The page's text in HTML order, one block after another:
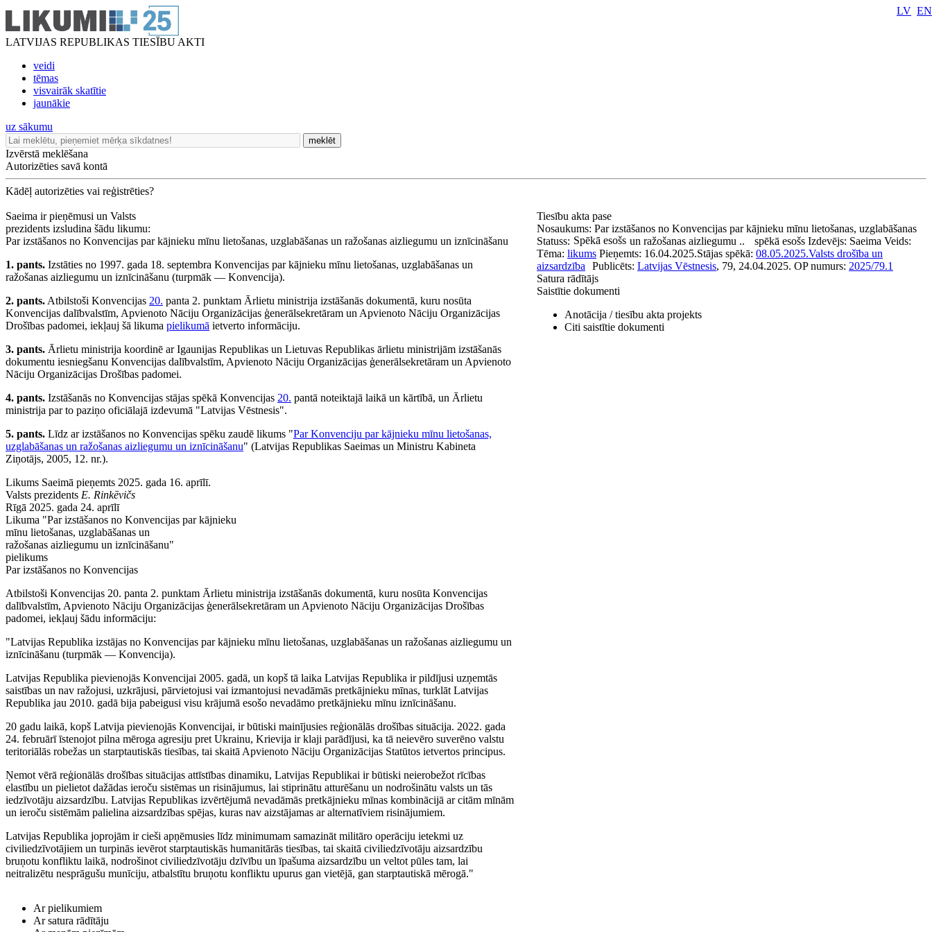
LATVIJAS REPUBLIKAS TIESĪBU AKTI
veidi
tēmas
visvairāk skatītie
jaunākie
LV EN
uz sākumu
meklēt
Izvērstā meklēšana
Autorizēties savā kontā
Kādēļ autorizēties vai reģistrēties?
Saeima ir pieņēmusi un Valsts
prezidents izsludina šādu likumu:
Par izstāšanos no Konvencijas par kājnieku mīnu lietošanas, uzglabāšanas un ražošanas aizliegumu un iznīcināšanu
1. pants. Izstāties no 1997. gada 18. septembra Konvencijas par kājnieku mīnu lietošanas, uzglabāšanas un
ražošanas aizliegumu un iznīcināšanu (turpmāk — Konvencija).
2. pants. Atbilstoši Konvencijas 20. panta 2. punktam Ārlietu ministrija izstāšanās dokumentā, kuru nosūta
Konvencijas dalībvalstīm, Apvienoto Nāciju Organizācijas ģenerālsekretāram un Apvienoto Nāciju Organizācijas
Drošības padomei, iekļauj šā likuma pielikumā ietverto informāciju.
3. pants. Ārlietu ministrija koordinē ar Igaunijas Republikas un Lietuvas Republikas ārlietu ministrijām izstāšanās
dokumentu iesniegšanu Konvencijas dalībvalstīm, Apvienoto Nāciju Organizācijas ģenerālsekretāram un Apvienoto
Nāciju Organizācijas Drošības padomei.
4. pants. Izstāšanās no Konvencijas stājas spēkā Konvencijas 20. pantā noteiktajā laikā un kārtībā, un Ārlietu
ministrija par to paziņo oficiālajā izdevumā "Latvijas Vēstnesis".
5. pants. Līdz ar izstāšanos no Konvencijas spēku zaudē likums "Par Konvenciju par kājnieku mīnu lietošanas,
uzglabāšanas un ražošanas aizliegumu un iznīcināšanu" (Latvijas Republikas Saeimas un Ministru Kabineta
Ziņotājs, 2005, 12. nr.).
Likums Saeimā pieņemts 2025. gada 16. aprīlī.
Valsts prezidents E. Rinkēvičs
Rīgā 2025. gada 24. aprīlī
Likuma "Par izstāšanos no Konvencijas par kājnieku
mīnu lietošanas, uzglabāšanas un
ražošanas aizliegumu un iznīcināšanu"
pielikums
Par izstāšanos no Konvencijas
Atbilstoši Konvencijas 20. panta 2. punktam Ārlietu ministrija izstāšanās dokumentā, kuru nosūta Konvencijas
dalībvalstīm, Apvienoto Nāciju Organizācijas ģenerālsekretāram un Apvienoto Nāciju Organizācijas Drošības
padomei, iekļauj šādu informāciju:
"Latvijas Republika izstājas no Konvencijas par kājnieku mīnu lietošanas, uzglabāšanas un ražošanas aizliegumu un
iznīcināšanu (turpmāk — Konvencija).
Latvijas Republika pievienojās Konvencijai 2005. gadā, un kopš tā laika Latvijas Republika ir pildījusi uzņemtās
saistības un nav ražojusi, uzkrājusi, pārvietojusi vai izmantojusi nevadāmās pretkājnieku mīnas, turklāt Latvijas
Republika jau 2010. gadā bija pabeigusi visu krājumā esošo nevadāmo pretkājnieku mīnu iznīcināšanu.
20 gadu laikā, kopš Latvija pievienojās Konvencijai, ir būtiski mainījusies reģionālās drošības situācija. 2022. gada
24. februārī īstenojot pilna mēroga agresiju pret Ukrainu, Krievija ir klaji parādījusi, ka tā neievēro suverēno valstu
teritoriālās robežas un starptautiskās tiesības, tai skaitā Apvienoto Nāciju Organizācijas Statūtos ietvertos principus.
Ņemot vērā reģionālās drošības situācijas attīstības dinamiku, Latvijas Republikai ir būtiski neierobežot rīcības
elastību un pielietot dažādas ieroču sistēmas un risinājumus, lai stiprinātu atturēšanu un nodrošinātu valsts un tās
iedzīvotāju aizsardzību. Latvijas Republikas izvērtējumā nevadāmās pretkājnieku mīnas kombinācijā ar citām mīnām
un ieroču sistēmām palielina aizsardzības spējas, kuras nav aizstājamas ar alternatīviem risinājumiem.
Latvijas Republika joprojām ir cieši apņēmusies līdz minimumam samazināt militāro operāciju ietekmi uz
civiliedzīvotājiem un turpinās ievērot starptautiskās humanitārās tiesības, tai skaitā civiliedzīvotāju aizsardzību
bruņotu konfliktu laikā, nodrošinot civiliedzīvotāju dzīvību un īpašuma aizsardzību un veltot pūles tam, lai
neitralizētu nesprāgušu munīciju, atbalstītu bruņotu konfliktu upurus gan vietējā, gan starptautiskā mērogā."
Tiesību akta pase
Nosaukums: Par izstāšanos no Konvencijas par kājnieku mīnu lietošanas, uzglabāšanas
un ražošanas aizliegumu ..
Statuss: Spēkā esošs spēkā esošs Izdevējs: Saeima Veids:
likums Pieņemts: 16.04.2025.Stājas spēkā: 08.05.2025.
Tēma:
Valsts drošība un
aizsardzība
Publicēts: Latvijas Vēstnesis, 79, 24.04.2025. OP numurs: 2025/79.1
Satura rādītājs
Saistītie dokumenti
Anotācija / tiesību akta projekts
Citi saistītie dokumenti
Ar pielikumiem
Ar satura rādītāju